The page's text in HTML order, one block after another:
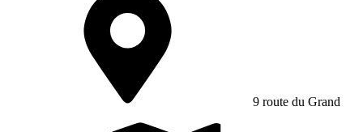
9 route du Grand